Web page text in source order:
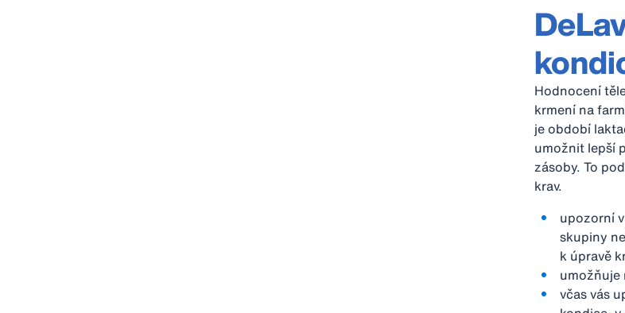
Hodnocení
krmení na
je období
umožnit lepší
zásoby. To
krav.
upozorní
skupiny
k úpravě
umožňuje
včas vás